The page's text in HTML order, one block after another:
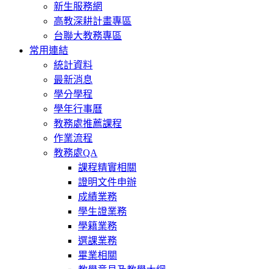
新生服務網
高教深耕計畫專區
台聯大教務專區
常用連結
統計資料
最新消息
學分學程
學年行事曆
教務處推薦課程
作業流程
教務處QA
課程精實相關
證明文件申辦
成績業務
學生證業務
學籍業務
選課業務
畢業相關